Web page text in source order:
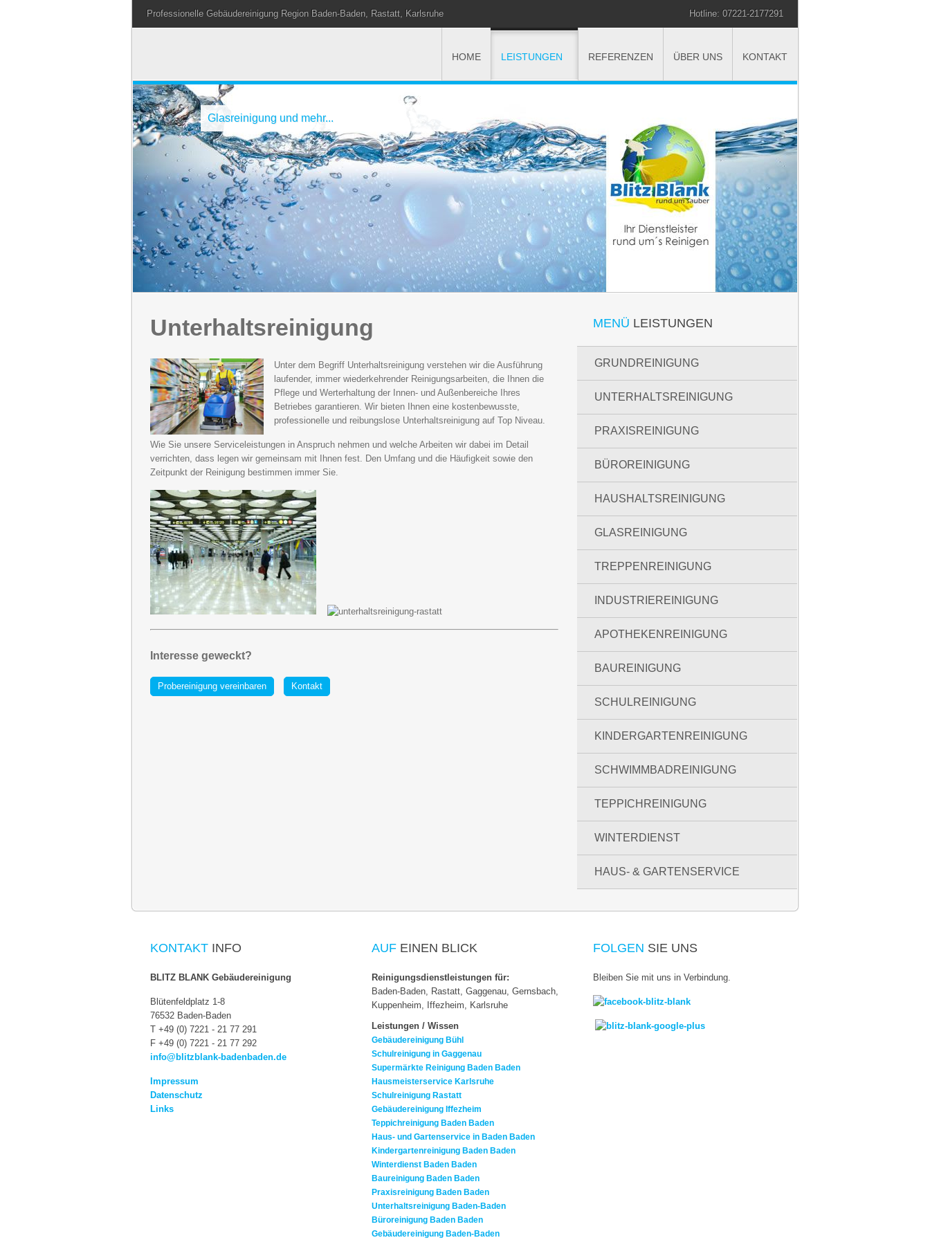
Professionelle Gebäudereinigung Region Baden-Baden, Rastatt, Karlsruhe Hotline: 07221-2177291
HOME LEISTUNGEN REFERENZEN ÜBER UNS KONTAKT
Glasreinigung und mehr...
Unterhaltsreinigung
Unter dem Begriff Unterhaltsreinigung verstehen wir die Ausführung
laufender, immer wiederkehrender Reinigungsarbeiten, die Ihnen die
Pflege und Werterhaltung der Innen- und Außenbereiche Ihres
Betriebes garantieren. Wir bieten Ihnen eine kostenbewusste,
professionelle und reibungslose Unterhaltsreinigung auf Top Niveau.
Wie Sie unsere Serviceleistungen in Anspruch nehmen und welche Arbeiten wir dabei im Detail
verrichten, dass legen wir gemeinsam mit Ihnen fest. Den Umfang und die Häufigkeit sowie den
Zeitpunkt der Reinigung bestimmen immer Sie.
Interesse geweckt?
Probereinigung vereinbaren Kontakt
MENÜ LEISTUNGEN
GRUNDREINIGUNG
UNTERHALTSREINIGUNG
PRAXISREINIGUNG
BÜROREINIGUNG
HAUSHALTSREINIGUNG
GLASREINIGUNG
TREPPENREINIGUNG
INDUSTRIEREINIGUNG
APOTHEKENREINIGUNG
BAUREINIGUNG
SCHULREINIGUNG
KINDERGARTENREINIGUNG
SCHWIMMBADREINIGUNG
TEPPICHREINIGUNG
WINTERDIENST
HAUS- & GARTENSERVICE
KONTAKT INFO
BLITZ BLANK Gebäudereinigung
Blütenfeldplatz 1-8
76532 Baden-Baden
T +49 (0) 7221 - 21 77 291
F +49 (0) 7221 - 21 77 292
info@blitzblank-badenbaden.de
Impressum
Datenschutz
Links
AUF EINEN BLICK
Reinigungsdienstleistungen für:
Baden-Baden, Rastatt, Gaggenau, Gernsbach,
Kuppenheim, Iffezheim, Karlsruhe
Leistungen / Wissen
Gebäudereinigung Bühl
Schulreinigung in Gaggenau
Supermärkte Reinigung Baden Baden
Hausmeisterservice Karlsruhe
Schulreinigung Rastatt
Gebäudereinigung Iffezheim
Teppichreinigung Baden Baden
Haus- und Gartenservice in Baden Baden
Kindergartenreinigung Baden Baden
Winterdienst Baden Baden
Baureinigung Baden Baden
Praxisreinigung Baden Baden
Unterhaltsreinigung Baden-Baden
Büroreinigung Baden Baden
Gebäudereinigung Baden-Baden
FOLGEN SIE UNS
Bleiben Sie mit uns in Verbindung.